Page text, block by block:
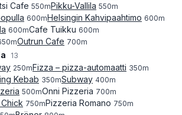
Cafe 550mPikku-Vallila 550m
600mHelsingin Kahvipaahtimo 600m
600mCafe Tuikku 600m
mOutrun Cafe 700m
13
250mFizza – pizza-automaatti 350m
Kebab 350mSubway 400m
500mOnni Pizzeria 700m
750mPizzeria Romano 750m